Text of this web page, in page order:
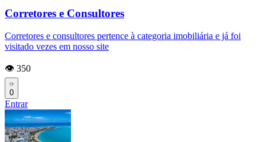
Corretores e Consultores
Corretores e consultores pertence à categoria imobiliária e já foi
visitado vezes em nosso site
👁️ 350
0
Entrar